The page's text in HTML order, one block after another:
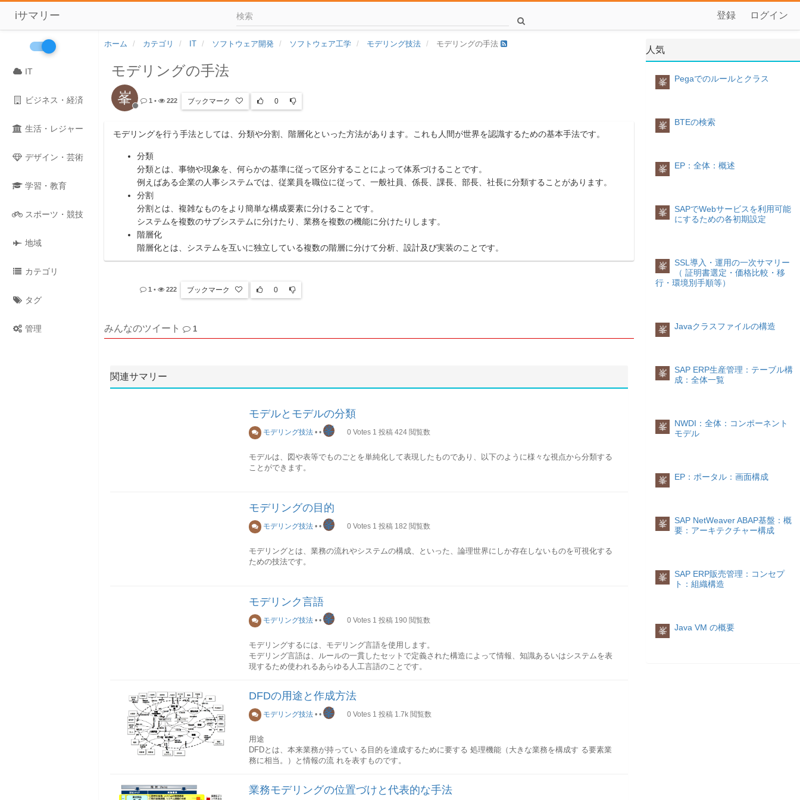
iサマリー 登録 ログイン
IT
ビジネス・経済
生活・レジャー
デザイン・芸術
学習・教育
スポーツ・競技
地域
カテゴリ
タグ
管理
ホーム カテゴリ IT ソフトウェア開発 ソフトウェア工学 モデリング技法 モデリングの手法
モデリングの手法
峯 1 • 222 ブックマーク 0
モデリングを行う手法としては、分類や分割、階層化といった方法があります。これも人間が世界を認識するための基本手法です。
分類
分類とは、事物や現象を、何らかの基準に従って区分することによって体系づけることです。
例えばある企業の人事システムでは、従業員を職位に従って、一般社員、係長、課長、部長、社長に分類することがあります。
分割
分割とは、複雑なものをより簡単な構成要素に分けることです。
システムを複数のサブシステムに分けたり、業務を複数の機能に分けたりします。
階層化
階層化とは、システムを互いに独立している複数の階層に分けて分析、設計及び実装のことです。
1 • 222 ブックマーク 0
みんなのツイート 1
関連サマリー
モデルとモデルの分類
モデリング技法 ••峯 0 Votes 1 投稿 424 閲覧数
モデルは、図や表等でものごとを単純化して表現したものであり、以下のように様々な視点から分類する
ことができます。
本トピックでは、各視点からのモデルの分類をそれぞれ説明します。
言語・表記法による分類
モデリング技法は、その仕様や成果物を言語・表記法としてまとめて公開されます。 以下によく使用され
ているモデリング言語・表記法を取り上げます。
No.言語説明SubNo.表記法説明1UMLUnified Modeling Language 統一モデリング言語---2BPMNBusiness
ンボルは4つのみ5FlowChart流れ図-JIS. X. 0128. -1988-
モデリング技法は、基本的に形式化されたシステム言語を使用してモデルを記述しますが、UMLのユース
ケースのように自然言語で記述されるモデルもあります。
対象による分類
モデリング対象によって、モデルを以下のように分類することができます。
コミュニケーション図
クラス図
オブジェクト図○○○○2組織クラス図
オブジェクト図
パッケージ図×○××4システムコンポーネント図
パッケージ図
オブジェクト図
配置図
モデリングの目的
モデリング技法 ••峯 0 Votes 1 投稿 182 閲覧数
モデリングとは、業務の流れやシステムの構成、といった、論理世界にしか存在しないものを可視化する
ための技法です。
士間の認識共有を図ります。 なお、業務やシステムを視点に分けてモデリングすることによって、複雑な
ものを単純化にして人間に理解しやすくすることができます。
人間同士の認識共有
ソフトウェアシステム開発に関わる人間は主に、ソフトウェアシステムを利用する「ユーザ」とソフトウ
ェアを開発する「エンジニア」に大別することができますので、人間同士間の認識共有も、ユーザとエン
ジニア間の認識共有とエンジニア同士間の共有に分けることができます。
ソフトウェア開発では、ビジネスによる要件とシステムによる実装の間には大きな溝があります。エンジ
ニアが直接自分が欲しいと思うソフトウェアを書く場合は、そのようなことはないかもしれません。
しかし、ソフトウェアのことを知らないユーザからの依頼によってソフトウェアの開発を行う場合には、
この溝を埋めるために用いる技術が「モデル」です。モデルを仲介して要件と実装の間の溝を埋めます。
エンジニア同士間の認識共有
ごく小さいソフトウェアは一人で作り上げることもあるかもしれませんが、殆どの場合はチーム合同の作
そこで分析や設計、実装、テストなどの作業を別々の人に担当してもらうのは殆どですので、モデルを通
モデリンク言語
モデリング技法 ••峯 0 Votes 1 投稿 190 閲覧数
モデリングするには、モデリング言語を使用します。
モデリング言語は、ルールの一貫したセットで定義された構造によって情報、知識あるいはシステムを表
現するため使われるあらゆる人工言語のことです。
モデリング言語は図式またはテキスト形式であり得ます。
図式モデリング言語
図式モデリング言語は、概念を表す名前を持つシンボルと、そのシンボルを結合しその関係を表現するラ
イン、及び制約を表現する様々な図式表記を持つダイアグラム技術を使います。テキスト形式モデリング
言語
テキスト形式モデリング言語は通常、コンピュータが解釈可能な表現にするパラメータによって達成され
る標準化されたキーワードを使います。
DFDの用途と作成方法
モデリング技法 ••峯 0 Votes 1 投稿 1.7k 閲覧数
用途
DFDとは、本来業務が持ってい る目的を達成するために要する 処理機能（大きな業務を構成す る要素業
務に相当。）と情報の流 れを表すものです。
処理の手順ではなく、情報を注目対象としています。
DFDで表現する主な要素：
業務モデリングの位置づけと代表的な手法
人気
峯 Pegaでのルールとクラス
峯 BTEの検索
峯 EP：全体：概述
峯
SAPでWebサービスを利用可能
にするための各初期設定
峯
SSL導入・運用の一次サマリー
（ 証明書選定・価格比較・移
行・環境別手順等）
峯 Javaクラスファイルの構造
峯
SAP ERP生産管理：テーブル構
成：全体一覧
峯
NWDI：全体：コンポーネント
モデル
峯 EP：ポータル：画面構成
峯
SAP NetWeaver ABAP基盤：概
要：アーキテクチャー構成
峯
SAP ERP販売管理：コンセプ
ト：組織構造
峯 Java VM の概要